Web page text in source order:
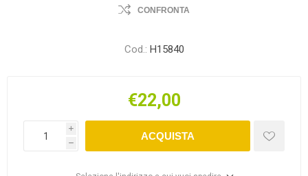
CONFRONTA
Cod.: H15840
€22,00
i
h
ACQUISTA